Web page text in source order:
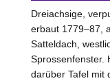
Dreiachsige,
erbaut 1779–87,
Satteldach,
Sprossenfenster.
darüber Tafel mit